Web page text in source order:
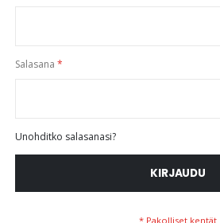
Salasana
Unohditko salasanasi?
KIRJAUDU